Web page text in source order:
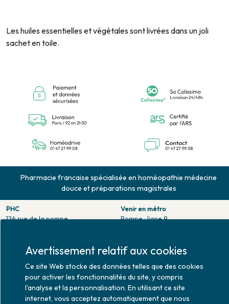
Les huiles essentielles et végétales sont livrées dans un joli
sachet en toile.
Pharmacie francaise spécialisée en homéopathie médecine
douce et préparations magistrales
PHC
126 rue de la pompe
Fax. 01 47 55 03 61
Horaires d'ouverture
Lundi : 10h30 - 20h00
Mardi au vendredi : 9h00 -
20h00
Venir en métro
Pompe : ligne 9.
Venir en bus
Jean Monet : ligne 52.
Avertissement relatif aux cookies
Ce site Web stocke des données telles que des cookies
pour activer les fonctionnalités du site, y compris
l'analyse et la personnalisation. En utilisant ce site
internet, vous acceptez automatiquement que nous